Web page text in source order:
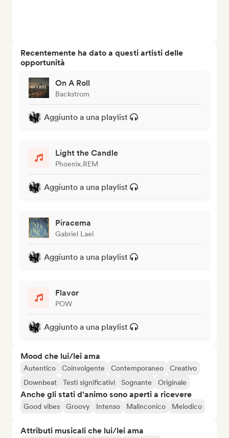
Recentemente ha dato a questi artisti delle
opportunità
On A Roll
Backstrom
Aggiunto a una playlist
Light the Candle
Phoenix.REM
Aggiunto a una playlist
Piracema
Gabriel Lael
Aggiunto a una playlist
Flavor
POW
Aggiunto a una playlist
Mood che lui/lei ama
Autentico Coinvolgente Contemporaneo
Creativo
Downbeat
Testi significativi Sognante Originale
Anche gli stati d'animo sono aperti a ricevere
Good vibes Groovy Intenso Malinconico Melodico
Attributi musicali che lui/lei ama